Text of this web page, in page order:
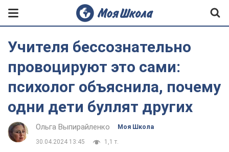
Учителя бессознательно
провоцируют это сами:
психолог объяснила, почему
одни дети буллят других
Ольга Выпирайленко Моя Школа
30.04.2024 13:45 1,1 т.